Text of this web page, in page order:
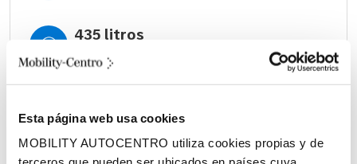
Esta página web usa cookies
MOBILITY AUTOCENTRO utiliza cookies propias y de
435 litros
Volumen espacio de carga
Combustible